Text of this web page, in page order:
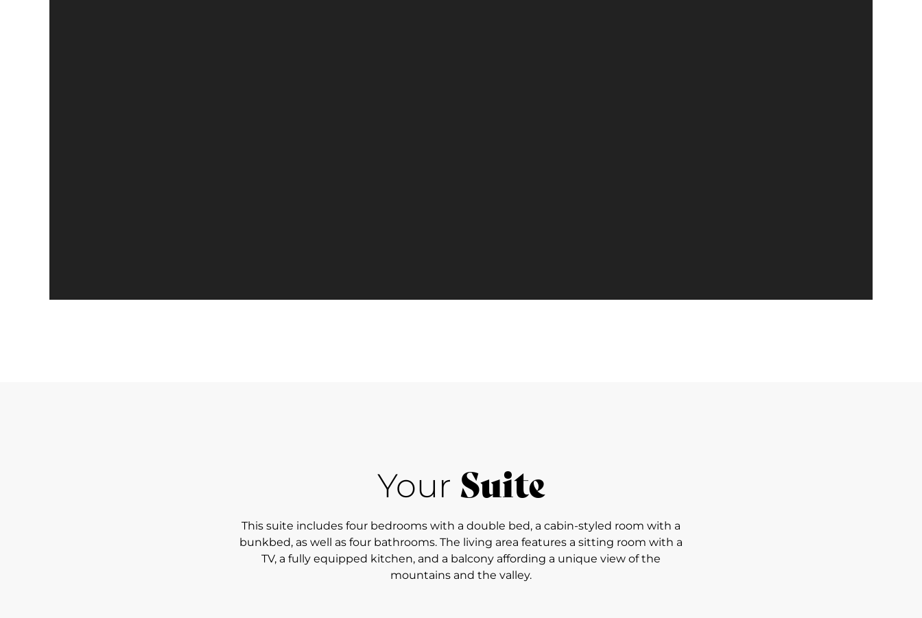
Your Suite
This suite includes four bedrooms with a double bed, a cabin-styled room with a
bunkbed, as well as four bathrooms. The living area features a sitting room with a
TV, a fully equipped kitchen, and a balcony affording a unique view of the
mountains and the valley.